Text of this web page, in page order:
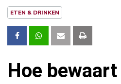
ETEN & DRINKEN
Hoe